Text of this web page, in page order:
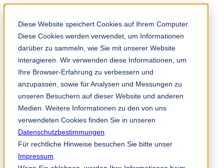
Diese Website speichert Cookies auf Ihrem Computer.
Diese Cookies werden verwendet, um Informationen
darüber zu sammeln, wie Sie mit unserer Website
interagieren. Wir verwenden diese Informationen, um
Ihre Browser-Erfahrung zu verbessern und
anzupassen, sowie für Analysen und Messungen zu
unseren Besuchern auf dieser Website und anderen
Medien. Weitere Informationen zu den von uns
verwendeten Cookies finden Sie in unseren
Datenschutzbestimmungen
Für rechtliche Hinweise besuchen Sie bitte unser
Impressum
Solution Finder
TKM App
ms
Industri & Produk
Industri Kertas
Non-Woven
Industri Kayu